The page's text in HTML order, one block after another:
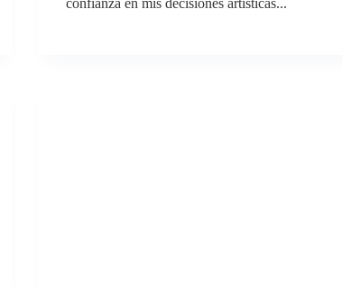
confianza en mis decisiones artísticas...